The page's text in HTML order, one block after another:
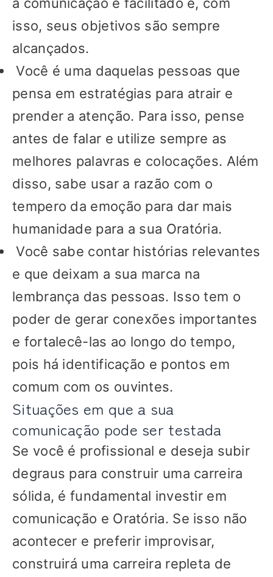
isso, seus objetivos são sempre
alcançados.
Você é uma daquelas pessoas que
pensa em estratégias para atrair e
prender a atenção. Para isso, pense
antes de falar e utilize sempre as
melhores palavras e colocações. Além
disso, sabe usar a razão com o
tempero da emoção para dar mais
humanidade para a sua Oratória.
Você sabe contar histórias relevantes
e que deixam a sua marca na
lembrança das pessoas. Isso tem o
poder de gerar conexões importantes
e fortalecê-las ao longo do tempo,
pois há identificação e pontos em
comum com os ouvintes.
Situações em que a sua
comunicação pode ser testada
Se você é profissional e deseja subir
degraus para construir uma carreira
sólida, é fundamental investir em
comunicação e Oratória. Se isso não
acontecer e preferir improvisar,
construirá uma carreira repleta de